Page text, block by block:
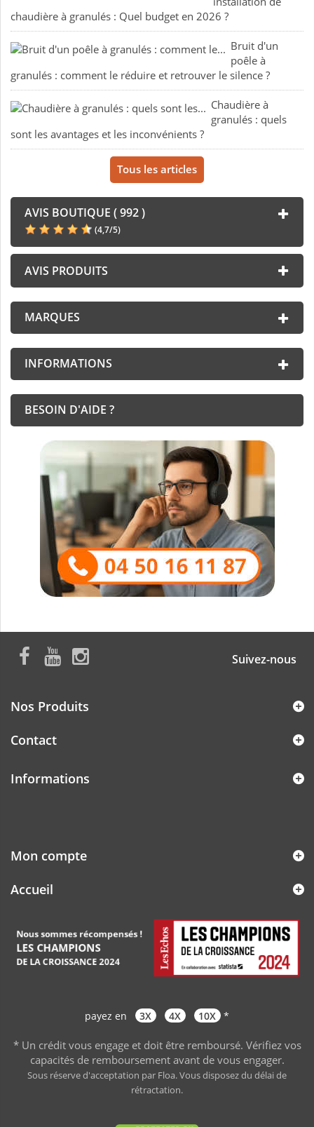
chaudière à granulés : Quel budget en 2026 ?
Bruit d'un
poêle à
granulés : comment le réduire et retrouver le silence ?
Chaudière à
granulés : quels
sont les avantages et les inconvénients ?
Tous les articles
AVIS BOUTIQUE ( 992 )
(4,7/5)
AVIS PRODUITS
MARQUES
INFORMATIONS
BESOIN D'AIDE ?
Suivez-nous
Nos Produits
Contact
Informations
Mon compte
Accueil
payez en 3X 4X 10X *
* Un crédit vous engage et doit être remboursé. Vérifiez vos
capacités de remboursement avant de vous engager.
Sous réserve d'acceptation par Floa. Vous disposez du délai de
rétractation.